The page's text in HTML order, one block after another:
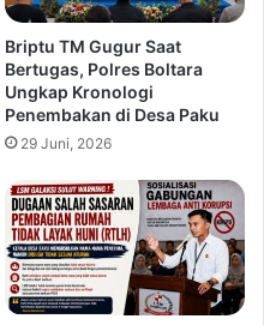
Briptu TM Gugur Saat
Bertugas, Polres Boltara
Ungkap Kronologi
Penembakan di Desa Paku
29 Juni, 2026